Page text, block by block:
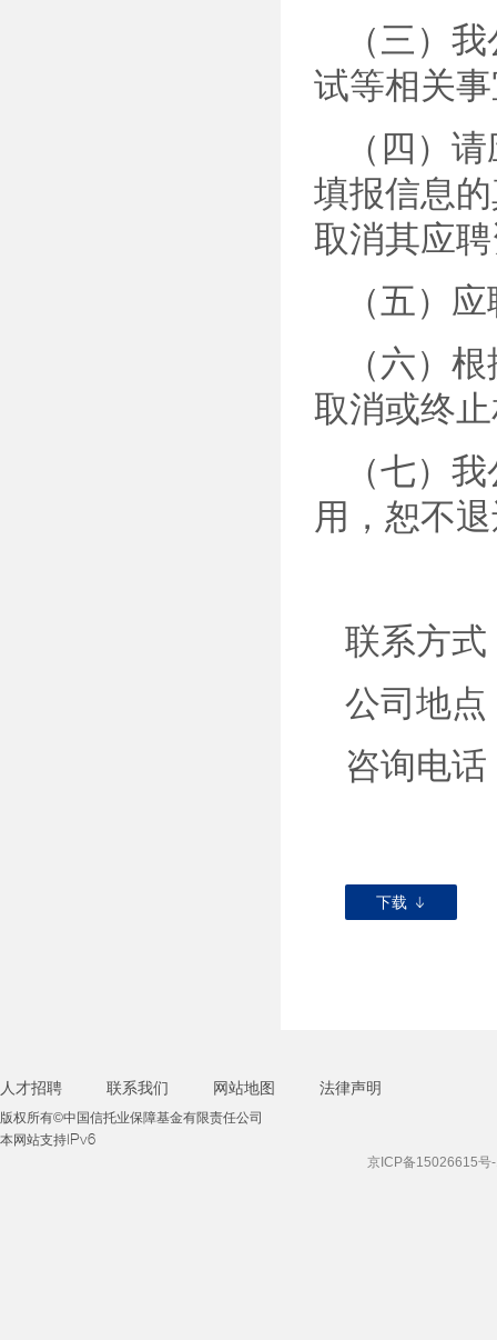
（三）
试等相关
（四）
填报信息
取消其应
（五）
（六）
取消或终
（七）
用，恕不
联系方式
公司地
咨询电
下载
人才招聘 联系我们 网站地图 法律声明
版权所有©中国信托业保障基金有限责任公司
本网站支持IPv6
京ICP备15026615号